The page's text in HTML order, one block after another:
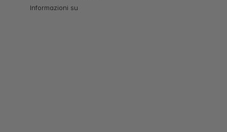
Informazioni su